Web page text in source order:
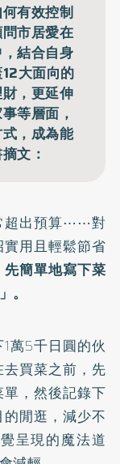
有效控制
市居愛在
結合自身
大面向的
，更延伸
等層面，
，成為能
文：
超出預算⋯⋯對
用且輕鬆節省
簡單地寫下菜
。
萬5千日圓的伙
買菜之前，先
，然後記錄下
閒逛，減少不
呈現的魔法道